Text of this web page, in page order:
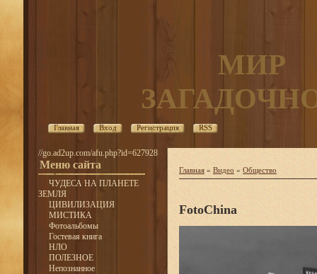
МИР
Главная Вход Регистрация RSS
//go.ad2up.com/afu.php?id=627928
Меню сайта
ЧУДЕСА НА ПЛАНЕТЕ
ЗЕМЛЯ
ЦИВИЛИЗАЦИЯ
МИСТИКА
Фотоальбомы
Гостевая книга
НЛО
ПОЛЕЗНОЕ
Непознанное
Главная » Видео » Общество
FotoChina